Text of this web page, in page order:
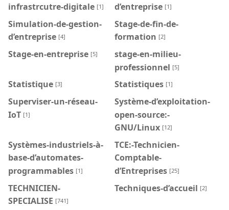
infrastrcutre-digitale [1]
d’entreprise [1]
Simulation-de-gestion-
d’entreprise [4]
Stage-de-fin-de-
formation [2]
Stage-en-entreprise [5]
stage-en-milieu-
professionnel [5]
Statistique [3] Statistiques [1]
Superviser-un-réseau-
IoT [1]
Système-d’exploitation-
open-source:-
GNU/Linux [12]
Systèmes-industriels-à-
base-d’automates-
programmables [1]
TCE:-Technicien-
Comptable-
d’Entreprises [25]
TECHNICIEN-
SPECIALISE [741]
Techniques-d’accueil [2]